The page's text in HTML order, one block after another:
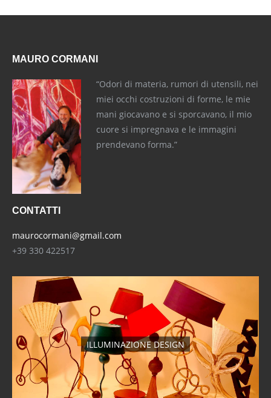
MAURO CORMANI
“Odori di materia, rumori di utensili, nei
miei occhi costruzioni di forme, le mie
mani giocavano e si sporcavano, il mio
cuore si impregnava e le immagini
prendevano forma.”
CONTATTI
maurocormani@gmail.com
+39 330 422517
ILLUMINAZIONE DESIGN